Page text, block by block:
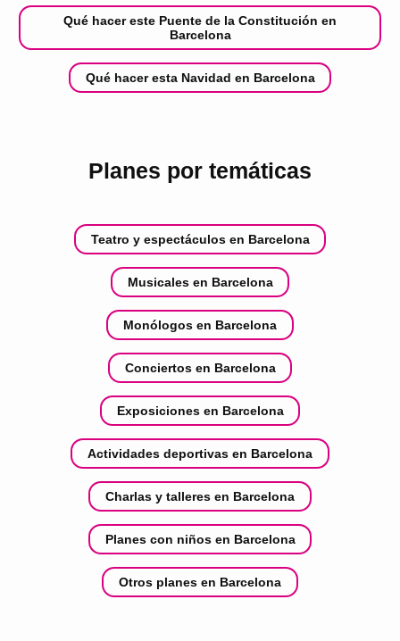
Qué hacer este Puente de la Constitución en
Barcelona
Qué hacer esta Navidad en Barcelona
Planes por temáticas
Teatro y espectáculos en Barcelona
Musicales en Barcelona
Monólogos en Barcelona
Conciertos en Barcelona
Exposiciones en Barcelona
Actividades deportivas en Barcelona
Charlas y talleres en Barcelona
Planes con niños en Barcelona
Otros planes en Barcelona